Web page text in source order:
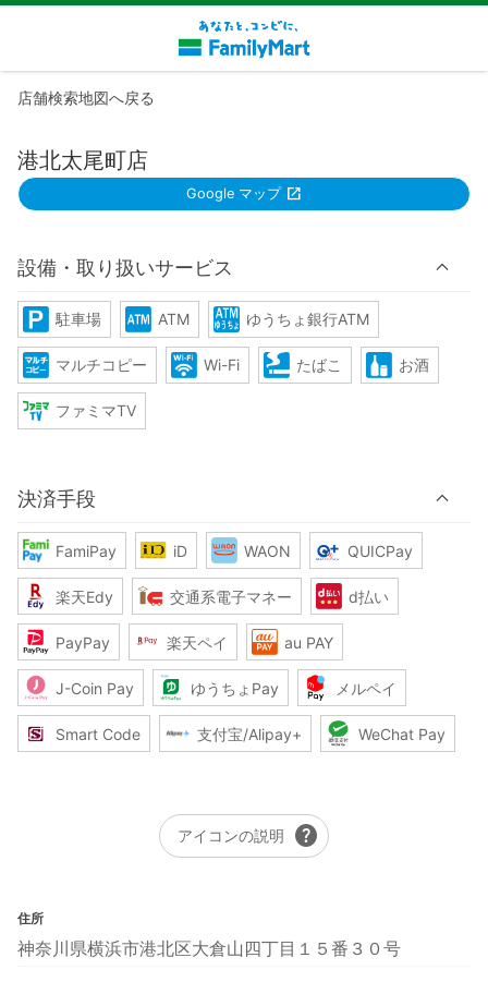
店舗検索地図へ戻る
港北太尾町店
Google マップ
設備・取り扱いサービス
駐車場 ATM ゆうちょ銀行ATM
マルチコピー Wi-Fi たばこ お酒
ファミマTV
決済手段
FamiPay iD WAON QUICPay
楽天Edy 交通系電子マネー d払い
PayPay 楽天ペイ au PAY
J-Coin Pay ゆうちょPay メルペイ
Smart Code 支付宝/Alipay+ WeChat Pay
アイコンの説明 help
住所
神奈川県横浜市港北区大倉山四丁目１５番３０号